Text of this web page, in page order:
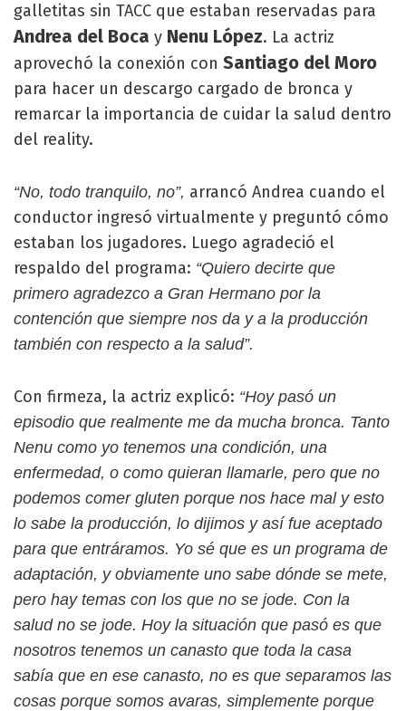
galletitas sin TACC que estaban reservadas para
Andrea del Boca y Nenu López. La actriz
aprovechó la conexión con Santiago del Moro
para hacer un descargo cargado de bronca y
remarcar la importancia de cuidar la salud dentro
del reality.
“No, todo tranquilo, no”, arrancó Andrea cuando el
conductor ingresó virtualmente y preguntó cómo
estaban los jugadores. Luego agradeció el
respaldo del programa: “Quiero decirte que
primero agradezco a Gran Hermano por la
contención que siempre nos da y a la producción
también con respecto a la salud”.
Con firmeza, la actriz explicó: “Hoy pasó un
episodio que realmente me da mucha bronca. Tanto
Nenu como yo tenemos una condición, una
enfermedad, o como quieran llamarle, pero que no
podemos comer gluten porque nos hace mal y esto
lo sabe la producción, lo dijimos y así fue aceptado
para que entráramos. Yo sé que es un programa de
adaptación, y obviamente uno sabe dónde se mete,
pero hay temas con los que no se jode. Con la
salud no se jode. Hoy la situación que pasó es que
nosotros tenemos un canasto que toda la casa
sabía que en ese canasto, no es que separamos las
cosas porque somos avaras, simplemente porque